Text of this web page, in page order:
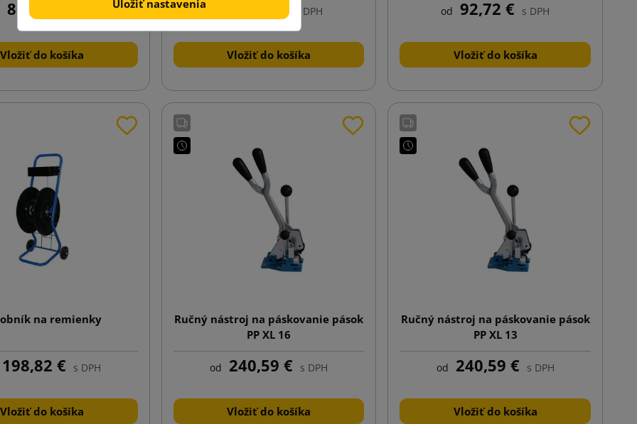
86,41 €
Vložiť do košíka
88,42 € s DPH
Vložiť do košíka
od 92,72 € s DPH
Vložiť do košíka
na remienky
€ s DPH
Vložiť do košíka
Ručný nástroj na páskovanie pások
PP XL 16
od 240,59 € s DPH
Vložiť do košíka
Ručný nástroj na páskovanie pások
PP XL 13
od 240,59 € s DPH
Vložiť do košíka
Uložiť nastavenia